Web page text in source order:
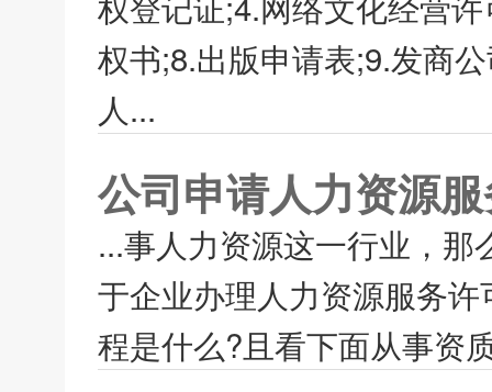
权书;8.出版申请表;9.发商
人...
公司申请人力资源
...事人力资源这一行业，
于企业办理人力资源服务
程是什么?且看下面从事资